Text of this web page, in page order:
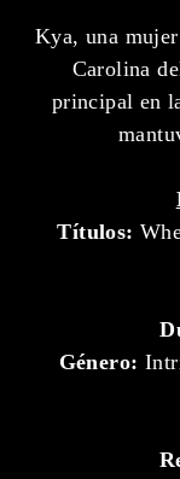
Kya, una
Carolina
principal en
Títulos:
Género: